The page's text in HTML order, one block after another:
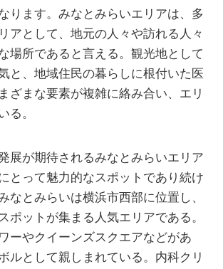
ります。みなとみらいエリアは、多
アとして、地元の人々や訪れる人々
場所であると言える。観光地として
と、地域住民の暮らしに根付いた医
ざまな要素が複雑に絡み合い、エリ
る。
展が期待されるみなとみらいエリア
とって魅力的なスポットであり続け
なとみらいは横浜市西部に位置し、
ポットが集まる人気エリアである。
ーやクイーンズスクエアなどがあ
ルとして親しまれている。内科クリ